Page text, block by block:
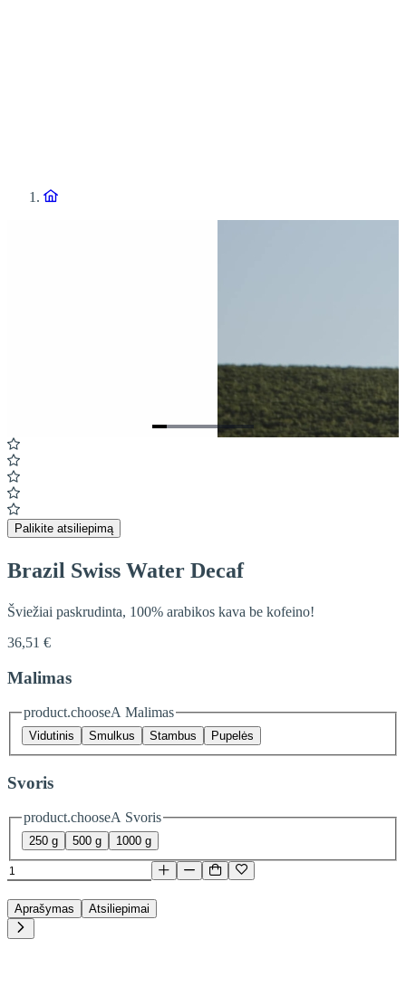
Item
1
of
7
Palikite atsiliepimą
Brazil Swiss Water Decaf
Šviežiai paskrudinta, 100% arabikos kava be kofeino!
36,51 €
Malimas
product.chooseA Malimas
Vidutinis Smulkus Stambus Pupelės
Svoris
product.chooseA Svoris
250 g 500 g 1000 g
Aprašymas Atsiliepimai